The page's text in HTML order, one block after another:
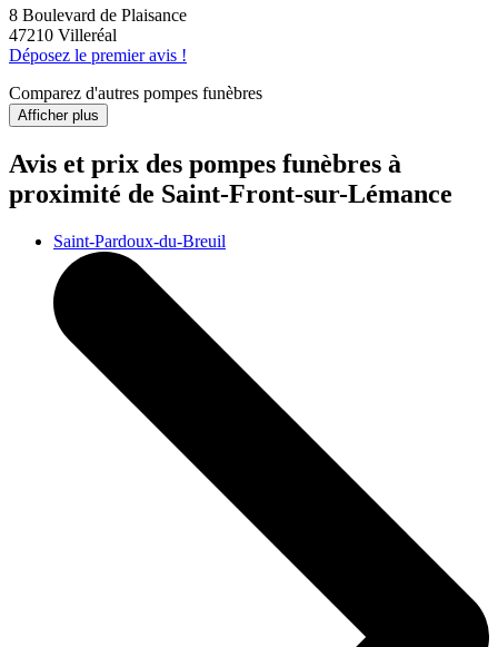
8 Boulevard de Plaisance
47210 Villeréal
Déposez le premier avis !
Comparez d'autres pompes funèbres
Afficher plus
Avis et prix des pompes funèbres à
proximité de Saint-Front-sur-Lémance
Saint-Pardoux-du-Breuil